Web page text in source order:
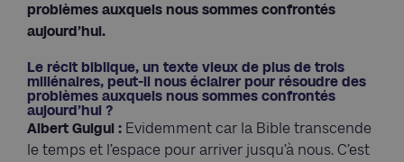
problèmes auxquels nous sommes confrontés
aujourd’hui.
Le récit biblique, un texte vieux de plus de trois
millénaires, peut-il nous éclairer pour résoudre des
problèmes auxquels nous sommes confrontés
aujourd’hui ?
Albert Guigui : Evidemment car la Bible transcende
le temps et l’espace pour arriver jusqu’à nous. C’est